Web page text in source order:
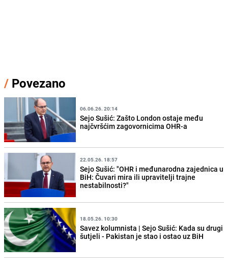
/ Povezano
06.06.26. 20:14
Sejo Sušić: Zašto London ostaje među
najčvršćim zagovornicima OHR-a
22.05.26. 18:57
Sejo Sušić: "OHR i međunarodna zajednica u
BiH: Čuvari mira ili upravitelji trajne
nestabilnosti?"
18.05.26. 10:30
Savez kolumnista | Sejo Sušić: Kada su drugi
šutjeli - Pakistan je stao i ostao uz BiH